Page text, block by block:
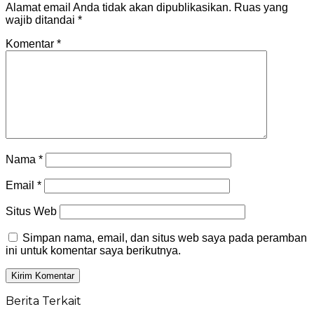
Alamat email Anda tidak akan dipublikasikan. Ruas yang
wajib ditandai *
Komentar *
Nama *
Email *
Situs Web
Simpan nama, email, dan situs web saya pada peramban
ini untuk komentar saya berikutnya.
Berita Terkait